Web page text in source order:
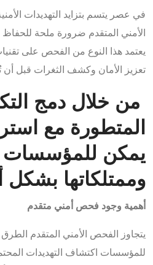
في عصر يتسم بتزايد التهديدات
الأمني المتقدم ضرورة ملحة
يعتمد هذا النوع من الفحص على
تعزيز الأمان وكشف الثغرات قبل
من خلال دمج
المتطورة مع
يمكن للمؤسسات
وممتلكاتها
أهمية وجود فحص أمني متقدم
يتجاوز الفحص الأمني المتقدم الطرق
للمؤسسات اكتشاف التهديدات